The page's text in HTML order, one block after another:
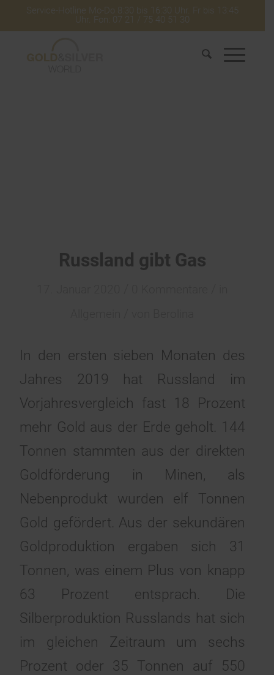
Service-Hotline Mo-Do 8:30 bis 16:30 Uhr. Fr bis 13:45
Uhr. Fon: 07 21 / 75 40 51 30
Russland gibt Gas
In den ersten sieben Monaten des
Jahres 2019 hat Russland im
Vorjahresvergleich fast 18 Prozent
mehr Gold aus der Erde geholt. 144
Tonnen stammten aus der direkten
Goldförderung in Minen, als
Nebenprodukt wurden elf Tonnen
Gold gefördert. Aus der sekundären
Goldproduktion ergaben sich 31
Tonnen, was einem Plus von knapp
63 Prozent entsprach. Die
Silberproduktion Russlands hat sich
im gleichen Zeitraum um sechs
Prozent oder 35 Tonnen auf 550